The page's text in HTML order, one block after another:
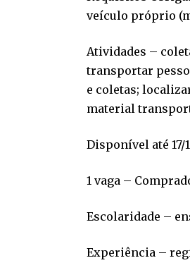
veículo próprio
Atividades –
transportar
e coletas;
material
Disponível até 17/
1 vaga –
Escolaridade –
Experiência –